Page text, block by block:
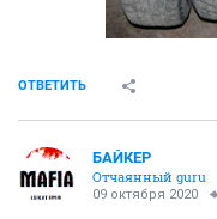
ОТВЕТИТЬ
БАЙКЕР
Отчаянный guru
09 октября 2020